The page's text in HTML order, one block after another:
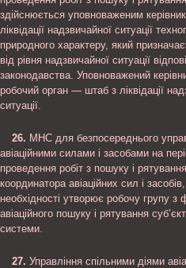
здійснюється уповноваженим
ліквідації надзвичайної ситуації
природного характеру, який
від рівня надзвичайної ситуації
законодавства. Уповноважений
робочий орган — штаб з ліквідації
ситуації.
26. МНС для безпосереднього
авіаційними силами і засобами на
проведення робіт з пошуку і
координатора авіаційних сил і
необхідності утворює робочу групу з
авіаційного пошуку і рятування
системи.
27. Управління спільними діями